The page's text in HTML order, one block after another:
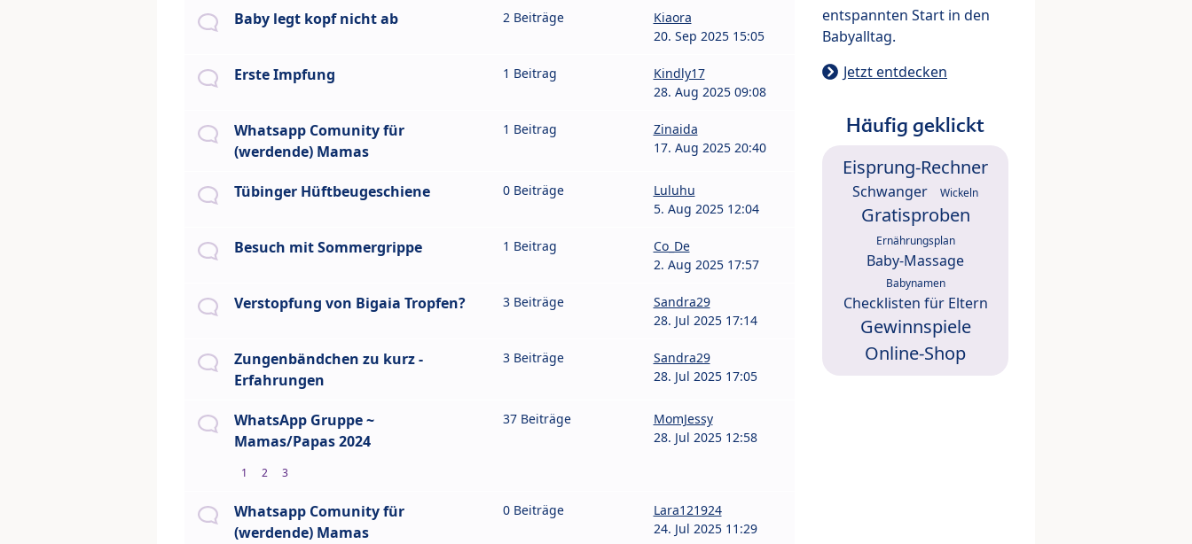
Baby legt kopf nicht ab 2 Beiträge
Kiaora
20. Sep 2025 15:05
Erste Impfung 1 Beitrag
Kindly17
28. Aug 2025 09:08
Whatsapp Comunity für
(werdende) Mamas
1 Beitrag
Zinaida
17. Aug 2025 20:40
Tübinger Hüftbeugeschiene 0 Beiträge
Luluhu
5. Aug 2025 12:04
Besuch mit Sommergrippe 1 Beitrag
Co_De
2. Aug 2025 17:57
Verstopfung von Bigaia Tropfen? 3 Beiträge
Sandra29
28. Jul 2025 17:14
Zungenbändchen zu kurz -
Erfahrungen
3 Beiträge
Sandra29
28. Jul 2025 17:05
WhatsApp Gruppe ~
Mamas/Papas 2024
1 2 3
37 Beiträge
MomJessy
28. Jul 2025 12:58
Whatsapp Comunity für
(werdende) Mamas
0 Beiträge
Lara121924
24. Jul 2025 11:29
entspannten Start in den
Babyalltag.
Jetzt entdecken
Häufig geklickt
Eisprung-Rechner
Schwanger Wickeln
Gratisproben
Ernährungsplan
Baby-Massage
Babynamen
Checklisten für Eltern
Gewinnspiele
Online-Shop